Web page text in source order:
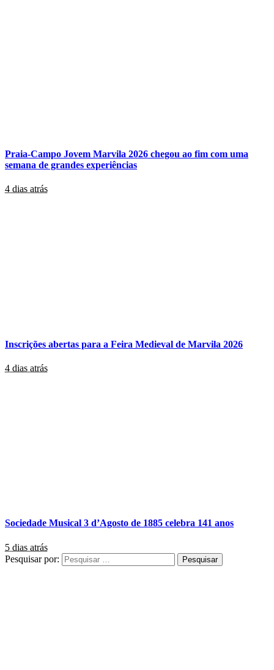
Praia-Campo Jovem Marvila 2026 chegou ao fim com uma
semana de grandes experiências
4 dias atrás
Inscrições abertas para a Feira Medieval de Marvila 2026
4 dias atrás
Sociedade Musical 3 d’Agosto de 1885 celebra 141 anos
5 dias atrás
Pesquisar por: